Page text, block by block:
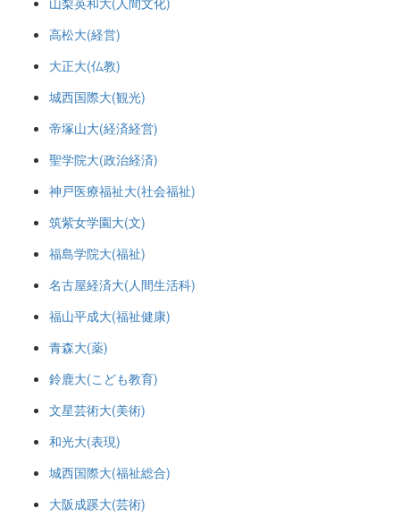
高松大(経営)
大正大(仏教)
城西国際大(観光)
帝塚山大(経済経営)
聖学院大(政治経済)
神戸医療福祉大(社会福祉)
筑紫女学園大(文)
福島学院大(福祉)
名古屋経済大(人間生活科)
福山平成大(福祉健康)
青森大(薬)
鈴鹿大(こども教育)
文星芸術大(美術)
和光大(表現)
城西国際大(福祉総合)
大阪成蹊大(芸術)